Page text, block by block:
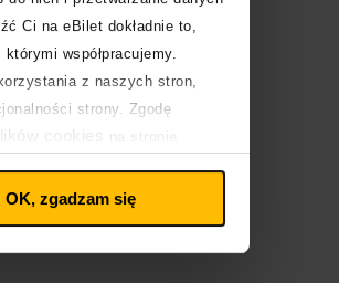
Ci na eBilet dokładnie to,
współpracujemy.
z naszych stron,
strony. Zgodę
cookies
OK, zgadzam się